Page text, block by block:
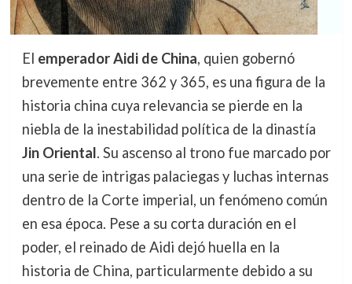
El emperador Aidi de China, quien gobernó
brevemente entre 362 y 365, es una figura de la
historia china cuya relevancia se pierde en la
niebla de la inestabilidad política de la dinastía
Jin Oriental. Su ascenso al trono fue marcado por
una serie de intrigas palaciegas y luchas internas
dentro de la Corte imperial, un fenómeno común
en esa época. Pese a su corta duración en el
poder, el reinado de Aidi dejó huella en la
historia de China, particularmente debido a su